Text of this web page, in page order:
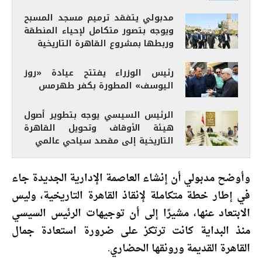
مدبولي يتفقد ترميم مسجد المسبح
ويوجه بتصور متكامل لإحياء المنطقة
وربطها بمشروع القاهرة التاريخية
رئيس الوزراء يفتتح عيادة «روز
اليوسف» المطورة بكفر طهرمس
الرئيس السيسي يوجه بتطوير أصول
هيئة الأوقاف وتحويل القاهرة
التاريخية إلى مقصد سياحي عالمي
وأوضح مدبولي أن إنشاء العاصمة الإدارية الجديدة جاء
في إطار خطة متكاملة لإنقاذ القاهرة التاريخية، وليس
الابتعاد عنها، مشيرًا إلى أن توجيهات الرئيس السيسي
منذ البداية كانت ترتكز على ضرورة استعادة جمال
القاهرة القديمة ورونقها الحضاري.